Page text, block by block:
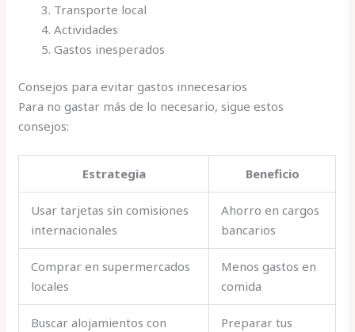
Transporte local
Actividades
Gastos inesperados
Consejos para evitar gastos innecesarios
Para no gastar más de lo necesario, sigue estos
consejos:
Estrategia Beneficio
Usar tarjetas sin comisiones
internacionales
Ahorro en cargos
bancarios
Comprar en supermercados
locales
Menos gastos en
comida
Buscar alojamientos con
Preparar tus